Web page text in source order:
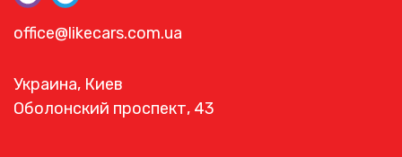
office@likecars.com.ua
Украина, Киев
Оболонский проспект, 43